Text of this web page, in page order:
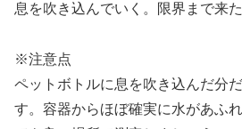
息を吹き込んでいく。限界まで来
※注意点
ペットボトルに息を吹き込んだ分
す。容器からほぼ確実に水があふ